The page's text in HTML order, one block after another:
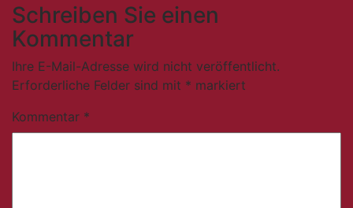
Schreiben Sie einen
Kommentar
Ihre E-Mail-Adresse wird nicht veröffentlicht.
Erforderliche Felder sind mit * markiert
Kommentar *